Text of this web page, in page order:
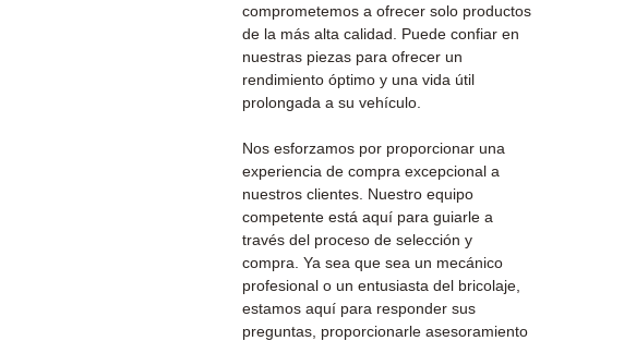
comprometemos a ofrecer solo productos
de la más alta calidad. Puede confiar en
nuestras piezas para ofrecer un
rendimiento óptimo y una vida útil
prolongada a su vehículo.
Nos esforzamos por proporcionar una
experiencia de compra excepcional a
nuestros clientes. Nuestro equipo
competente está aquí para guiarle a
través del proceso de selección y
compra. Ya sea que sea un mecánico
profesional o un entusiasta del bricolaje,
estamos aquí para responder sus
preguntas, proporcionarle asesoramiento